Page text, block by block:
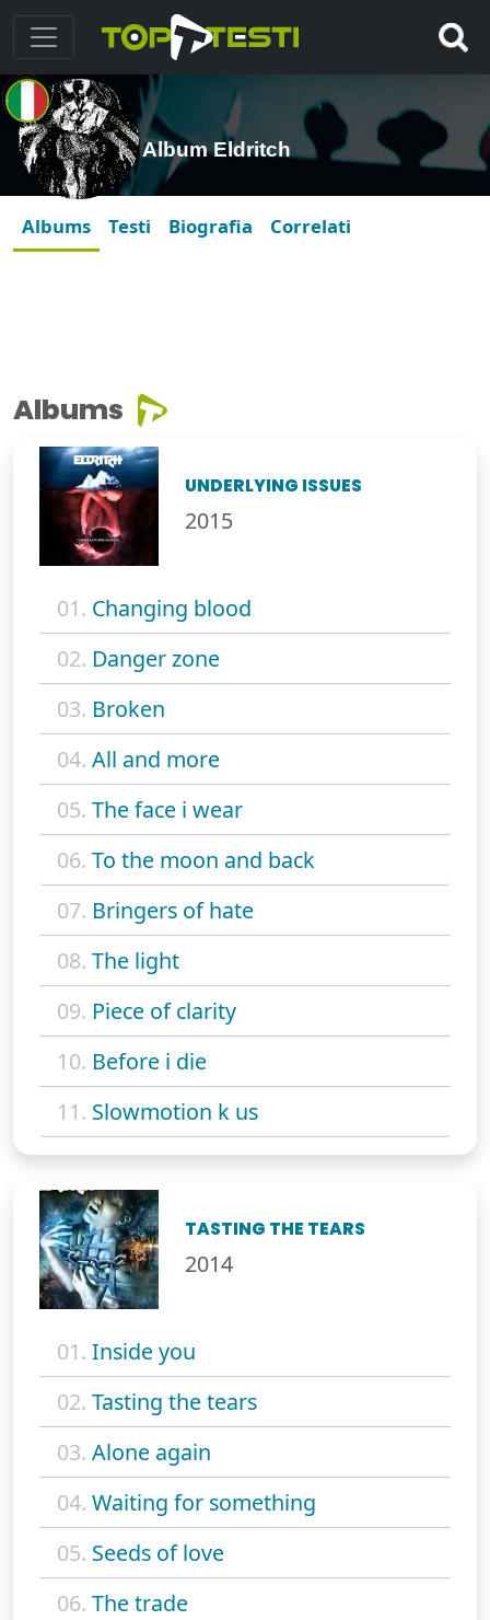
Album Eldritch
Albums Testi Biografia Correlati
Albums
UNDERLYING ISSUES
2015
01. Changing blood
02. Danger zone
03. Broken
04. All and more
05. The face i wear
06. To the moon and back
07. Bringers of hate
08. The light
09. Piece of clarity
10. Before i die
11. Slowmotion k us
TASTING THE TEARS
2014
01. Inside you
02. Tasting the tears
03. Alone again
04. Waiting for something
05. Seeds of love
06. The trade